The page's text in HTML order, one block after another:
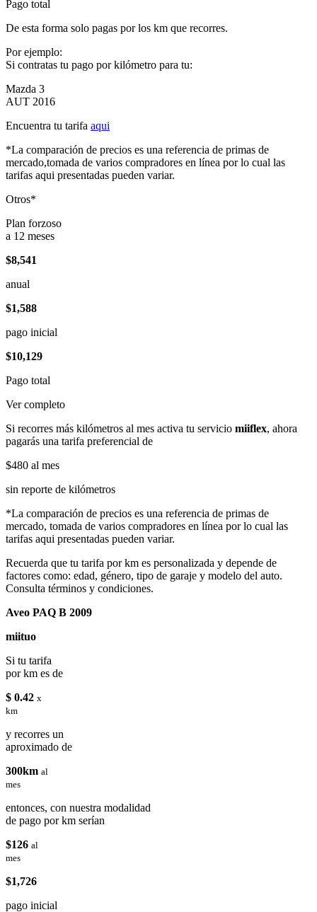
Pago total
De esta forma solo pagas por los km que recorres.
Por ejemplo:
Si contratas tu pago por kilómetro para tu:
Mazda 3
AUT 2016
Encuentra tu tarifa aqui
*La comparación de precios es una referencia de primas de
mercado,tomada de varios compradores en línea por lo cual las
tarifas aqui presentadas pueden variar.
Otros*
Plan forzoso
a 12 meses
$8,541
anual
$1,588
pago inicial
$10,129
Pago total
Ver completo
Si recorres más kilómetros al mes activa tu servicio miiflex, ahora
pagarás una tarifa preferencial de
$480 al mes
sin reporte de kilómetros
*La comparación de precios es una referencia de primas de
mercado, tomada de varios compradores en línea por lo cual las
tarifas aqui presentadas pueden variar.
Recuerda que tu tarifa por km es personalizada y depende de
factores como: edad, género, tipo de garaje y modelo del auto.
Consulta términos y condiciones.
Aveo PAQ B 2009
miituo
Si tu tarifa
por km es de
$ 0.42 x
km
y recorres un
aproximado de
300km al
mes
entonces, con nuestra modalidad
de pago por km serían
$126 al
mes
$1,726
pago inicial